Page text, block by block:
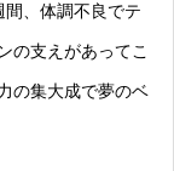
、体調不良でテ
の支えがあってこ
の集大成で夢のベ